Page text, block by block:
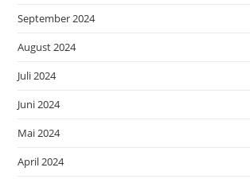
September 2024
August 2024
Juli 2024
Juni 2024
Mai 2024
April 2024